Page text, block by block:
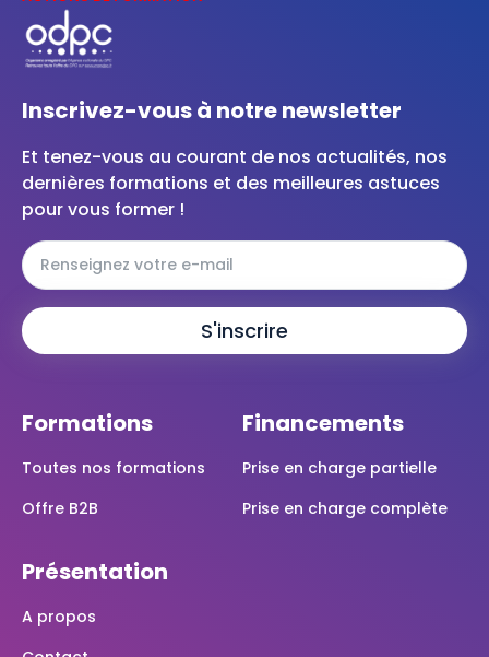
Formations
Toutes nos formations
Offre B2B
Financements
Prise en charge partielle
Prise en charge complète
Présentation
A propos
Inscrivez-vous à notre newsletter
Et tenez-vous au courant de nos actualités, nos
dernières formations et des meilleures astuces
pour vous former !